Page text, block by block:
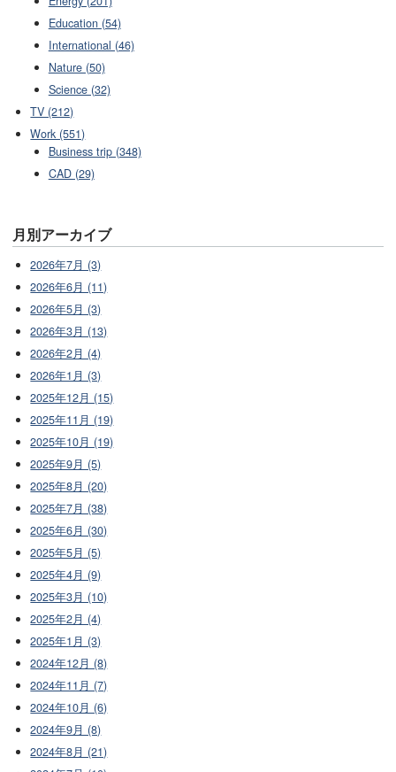
Education (54)
International (46)
Nature (50)
Science (32)
TV (212)
Work (551)
Business trip (348)
CAD (29)
月別アーカイブ
2026年7月 (3)
2026年6月 (11)
2026年5月 (3)
2026年3月 (13)
2026年2月 (4)
2026年1月 (3)
2025年12月 (15)
2025年11月 (19)
2025年10月 (19)
2025年9月 (5)
2025年8月 (20)
2025年7月 (38)
2025年6月 (30)
2025年5月 (5)
2025年4月 (9)
2025年3月 (10)
2025年2月 (4)
2025年1月 (3)
2024年12月 (8)
2024年11月 (7)
2024年10月 (6)
2024年9月 (8)
2024年8月 (21)